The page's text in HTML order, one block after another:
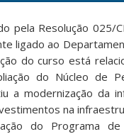
pela Resolução
ligado ao
do curso está
do Núcleo de
a modernização da
na
do Programa de